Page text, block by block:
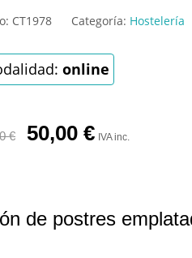
CT1978 Categoría: Hostelería
online
€ 50,00 € IVA inc.
de postres